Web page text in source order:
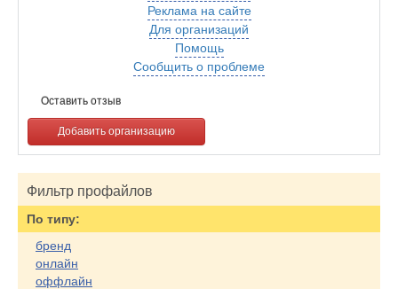
Реклама на сайте
Для организаций
Помощь
Сообщить о проблеме
Оставить отзыв
Добавить организацию
Фильтр профайлов
По типу:
бренд
онлайн
оффлайн